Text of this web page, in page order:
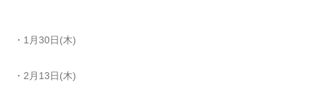
・1月30日(木)
・2月13日(木)